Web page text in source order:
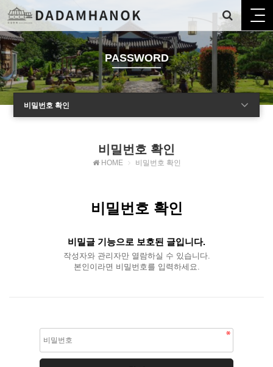
PASSWORD
비밀번호 확인
비밀번호 확인
HOME 비밀번호 확인
비밀번호 확인
비밀글 기능으로 보호된 글입니다.
작성자와 관리자만 열람하실 수 있습니다.
본인이라면 비밀번호를 입력하세요.